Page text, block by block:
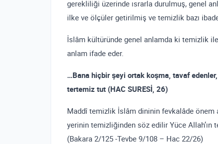
gerekliliği üzerinde ısrarla durulmuş, genel
ilke ve ölçüler getirilmiş ve temizlik bazı
İslâm kültüründe genel anlamda ki temizlik
anlam ifade eder.
…Bana hiçbir şeyi ortak koşma, tavaf
tertemiz tut (HAC SURESİ, 26)
Maddî temizlik İslâm dininin fevkalâde önem
yerinin temizliğinden söz edilir Yüce
(Bakara 2/125 -Tevbe 9/108 – Hac 22/26)